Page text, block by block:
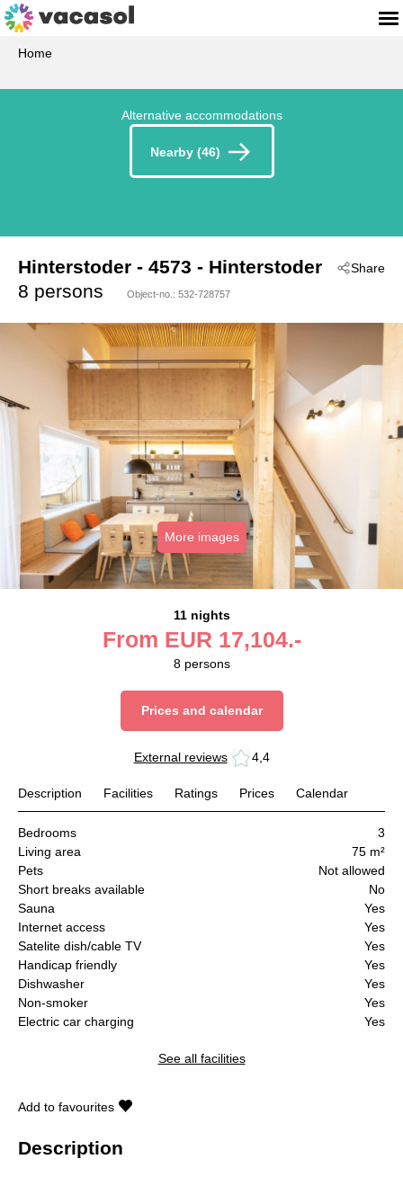
Home
Alternative accommodations
Nearby (46)
Share
Hinterstoder - 4573 - Hinterstoder
8 persons
Object-no.: 532-728757
More images
11 nights
From EUR 17,104.-
8 persons
Prices and calendar
External reviews 4,4
Description Facilities Ratings Prices Calendar
Bedrooms
3
Living area
75 m²
Pets
Not allowed
Short breaks available
No
Sauna
Yes
Internet access
Yes
Satelite dish/cable TV
Yes
Handicap friendly
Yes
Dishwasher
Yes
Non-smoker
Yes
Electric car charging
Yes
See all facilities
Add to favourites
Description